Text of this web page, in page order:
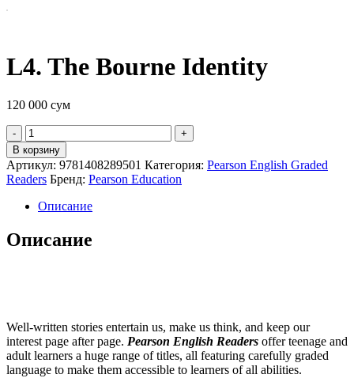
L4. The Bourne Identity
120 000 сум
Quantity
В корзину
Артикул: 9781408289501 Категория: Pearson English Graded
Readers Бренд: Pearson Education
Описание
Описание
Well-written stories entertain us, make us think, and keep our
interest page after page. Pearson English Readers offer teenage and
adult learners a huge range of titles, all featuring carefully graded
language to make them accessible to learners of all abilities.